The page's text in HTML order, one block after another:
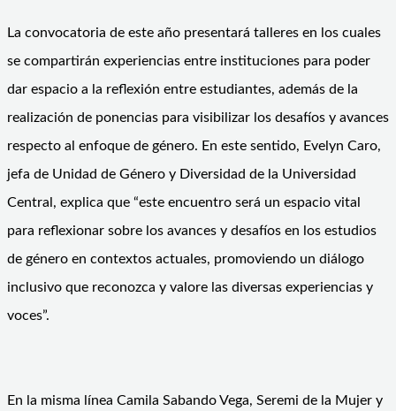
La convocatoria de este año presentará talleres en los cuales
se compartirán experiencias entre instituciones para poder
dar espacio a la reflexión entre estudiantes, además de la
realización de ponencias para visibilizar los desafíos y avances
respecto al enfoque de género. En este sentido, Evelyn Caro,
jefa de Unidad de Género y Diversidad de la Universidad
Central, explica que “este encuentro será un espacio vital
para reflexionar sobre los avances y desafíos en los estudios
de género en contextos actuales, promoviendo un diálogo
inclusivo que reconozca y valore las diversas experiencias y
voces”.
En la misma línea Camila Sabando Vega, Seremi de la Mujer y